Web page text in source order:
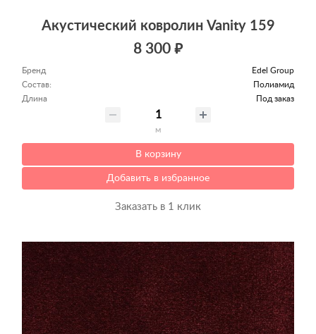
Акустический ковролин Vanity 159
8 300 ₽
Бренд
Edel Group
Состав:
Полиамид
Длина
Под заказ
м
В корзину
Добавить в избранное
Заказать в 1 клик